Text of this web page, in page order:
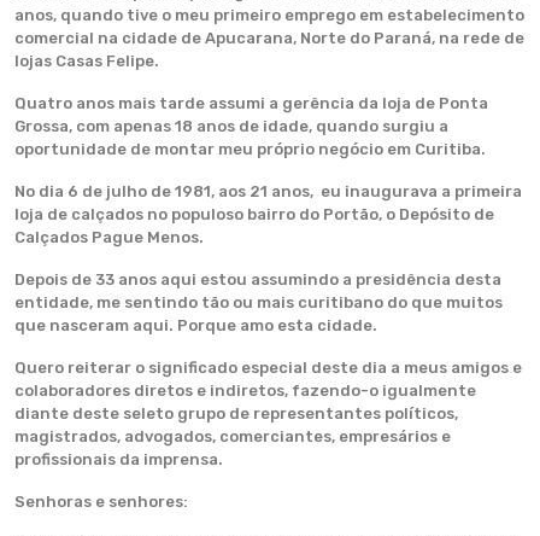
anos, quando tive o meu primeiro emprego em estabelecimento
comercial na cidade de Apucarana, Norte do Paraná, na rede de
lojas Casas Felipe.
Quatro anos mais tarde assumi a gerência da loja de Ponta
Grossa, com apenas 18 anos de idade, quando surgiu a
oportunidade de montar meu próprio negócio em Curitiba.
No dia 6 de julho de 1981, aos 21 anos, eu inaugurava a primeira
loja de calçados no populoso bairro do Portão, o Depósito de
Calçados Pague Menos.
Depois de 33 anos aqui estou assumindo a presidência desta
entidade, me sentindo tão ou mais curitibano do que muitos
que nasceram aqui. Porque amo esta cidade.
Quero reiterar o significado especial deste dia a meus amigos e
colaboradores diretos e indiretos, fazendo-o igualmente
diante deste seleto grupo de representantes políticos,
magistrados, advogados, comerciantes, empresários e
profissionais da imprensa.
Senhoras e senhores: